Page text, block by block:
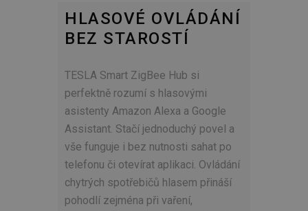
HLASOVÉ OVLÁDÁNÍ
BEZ STAROSTÍ
TESLA Smart ZigBee Hub si
perfektně rozumí s hlasovými
asistenty Amazon Alexa a Google
Assistant. Stačí jednoduchý povel a
vše funguje i bez nutnosti sahat po
telefonu či otevírat aplikaci. Ovládání
chytrých spotřebičů hlasem přináší
pohodlí zejména při vaření,